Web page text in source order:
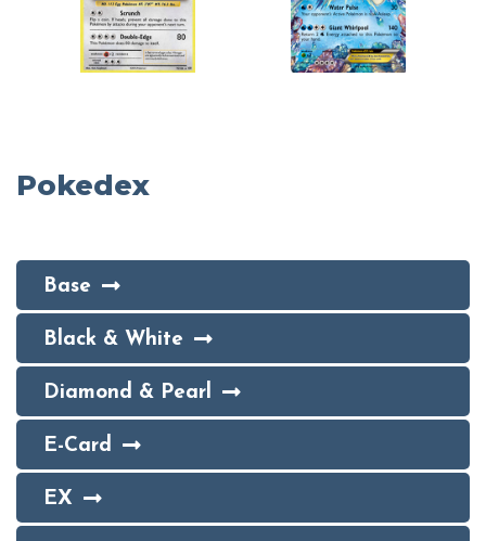
Pokedex
Base
Black & White
Diamond & Pearl
E-Card
EX